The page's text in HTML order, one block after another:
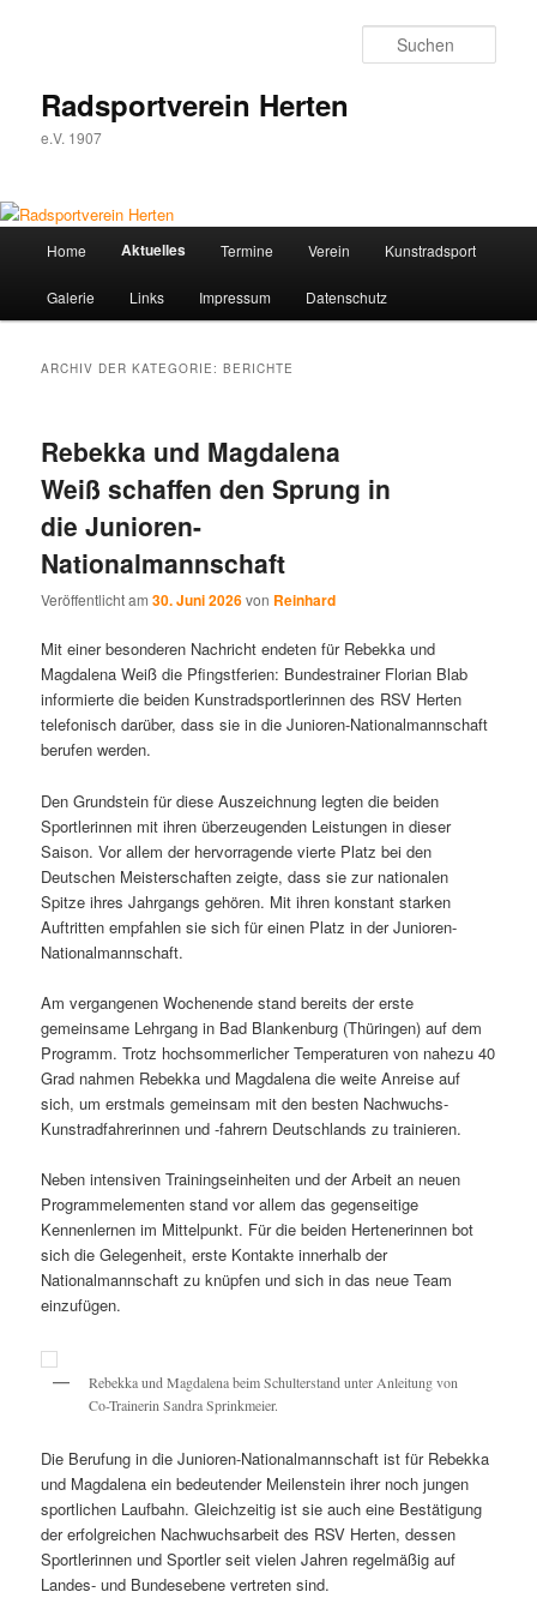
Radsportverein Herten
e.V. 1907
Home Aktuelles Termine Verein Kunstradsport
Galerie Links Impressum Datenschutz
ARCHIV DER KATEGORIE:BERICHTE
Rebekka und Magdalena
Weiß schaffen den Sprung in
die Junioren-
Nationalmannschaft
Veröffentlicht am30. Juni 2026von Reinhard
Mit einer besonderen Nachricht endeten für Rebekka und
Magdalena Weiß die Pfingstferien: Bundestrainer Florian Blab
informierte die beiden Kunstradsportlerinnen des RSV Herten
telefonisch darüber, dass sie in die Junioren-Nationalmannschaft
berufen werden.
Den Grundstein für diese Auszeichnung legten die beiden
Sportlerinnen mit ihren überzeugenden Leistungen in dieser
Saison. Vor allem der hervorragende vierte Platz bei den
Deutschen Meisterschaften zeigte, dass sie zur nationalen
Spitze ihres Jahrgangs gehören. Mit ihren konstant starken
Auftritten empfahlen sie sich für einen Platz in der Junioren-
Nationalmannschaft.
Am vergangenen Wochenende stand bereits der erste
gemeinsame Lehrgang in Bad Blankenburg (Thüringen) auf dem
Programm. Trotz hochsommerlicher Temperaturen von nahezu 40
Grad nahmen Rebekka und Magdalena die weite Anreise auf
sich, um erstmals gemeinsam mit den besten Nachwuchs-
Kunstradfahrerinnen und -fahrern Deutschlands zu trainieren.
Neben intensiven Trainingseinheiten und der Arbeit an neuen
Programmelementen stand vor allem das gegenseitige
Kennenlernen im Mittelpunkt. Für die beiden Hertenerinnen bot
sich die Gelegenheit, erste Kontakte innerhalb der
Nationalmannschaft zu knüpfen und sich in das neue Team
einzufügen.
Rebekka und Magdalena beim Schulterstand unter Anleitung von
Co-Trainerin Sandra Sprinkmeier.
Die Berufung in die Junioren-Nationalmannschaft ist für Rebekka
und Magdalena ein bedeutender Meilenstein ihrer noch jungen
sportlichen Laufbahn. Gleichzeitig ist sie auch eine Bestätigung
der erfolgreichen Nachwuchsarbeit des RSV Herten, dessen
Sportlerinnen und Sportler seit vielen Jahren regelmäßig auf
Landes- und Bundesebene vertreten sind.